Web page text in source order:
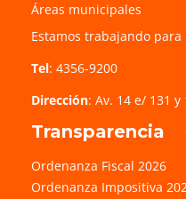
Áreas municipales
Estamos trabajando
Tel: 4356-9200
Dirección: Av. 14 e/ 131 y
Transparencia
Ordenanza Fiscal 2026
Ordenanza Impositiva